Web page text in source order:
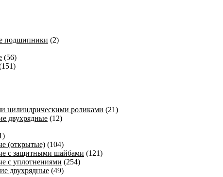
подшипники (2)
(56)
цилиндрическими роликами (21)
двухрядные (12)
(открытые) (104)
с защитными шайбами (121)
с уплотнениями (254)
двухрядные (49)